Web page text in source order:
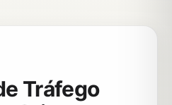
Tráfego